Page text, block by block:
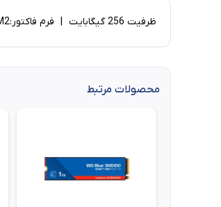
ظرفیت 256 گیگابایت | فرم فاکتور:SSD M2 | مقاوم در برابر (شوک و لغزش) | سرعت خواندن اطلاعات: 1800 مگابایت بر ثانیه | سرعت نوشتن اطلاعات: 1500 مگابایت بر ثانیه
محصولات مرتبط